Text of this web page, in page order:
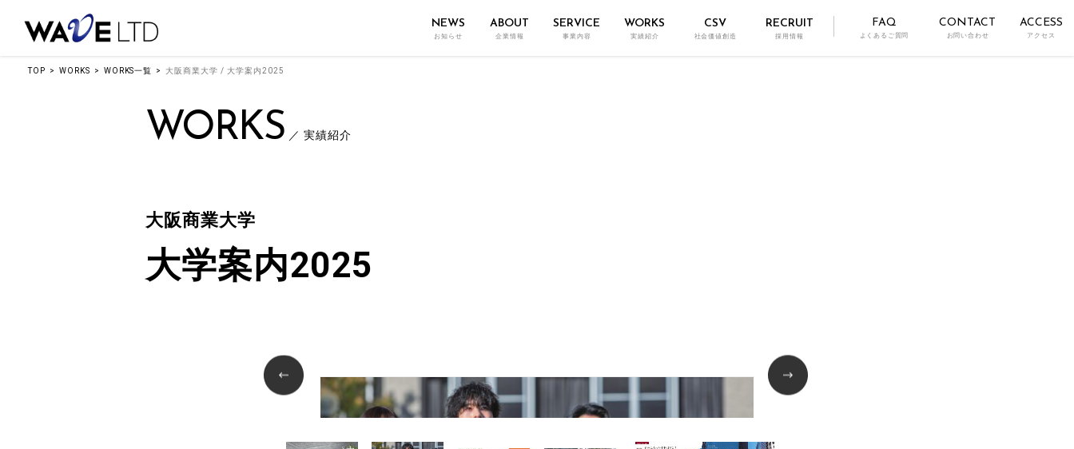
NEWS
お知らせ
ABOUT
企業情報
SERVICE
事業内容
WORKS
実績紹介
CSV
社会価値創造
RECRUIT
採用情報
FAQ
よくあるご質問
CONTACT
お問い合わせ
ACCESS
アクセス
TOP WORKS WORKS一覧 大阪商業大学 / 大学案内2025
WORKS ／ 実績紹介
大阪商業大学
大学案内2025